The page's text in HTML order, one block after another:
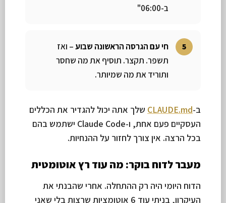
ב-06:00"
חי עם הגרסה הראשונה שבוע– ואז
תשפר. תקצר. תוסיף את מה שחסר
ותוריד את מה שמיותר.
ב-CLAUDE.md שלך אתה יכול להגדיר את הכללים
העסקיים פעם אחת, ו-Claude Code ישתמש בהם
בכל הרצה. אין צורך לחזור על ההנחיות.
מעבר לדוח בוקר: מה עוד רץ אוטומטית
הדוח היומי היה רק ההתחלה. אחרי שהבנתי את
העיקרון, בניתי עוד 6 אוטומציות שרצות בלי שאני